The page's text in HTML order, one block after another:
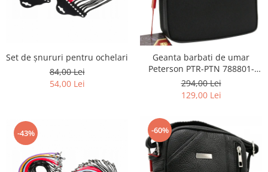
Set de șnururi pentru ochelari
84,00 Lei
54,00 Lei
Geanta barbati de umar
Peterson PTR-PTN 788801-
0334 BL
294,00 Lei
129,00 Lei
-43% -60%